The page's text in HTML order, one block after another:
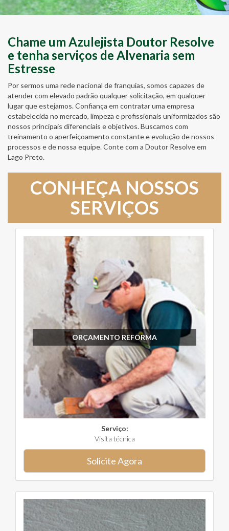
Chame um Azulejista Doutor Resolve
e tenha serviços de Alvenaria sem
Estresse
Por sermos uma rede nacional de franquias, somos capazes de
atender com elevado padrão qualquer solicitação, em qualquer
lugar que estejamos. Confiança em contratar uma empresa
estabelecida no mercado, limpeza e profissionais uniformizados são
nossos principais diferenciais e objetivos. Buscamos com
treinamento o aperfeiçoamento constante e evolução de nossos
processos e de nossa equipe. Conte com a Doutor Resolve em
Lago Preto.
CONHEÇA NOSSOS
SERVIÇOS
ORÇAMENTO REFORMA
Serviço:
Visita técnica
Solicite Agora